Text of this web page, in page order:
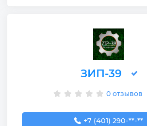
ЗИП-39
0 отзывов
+7 (401) 290-88-00
+7 (401) 290-**-**